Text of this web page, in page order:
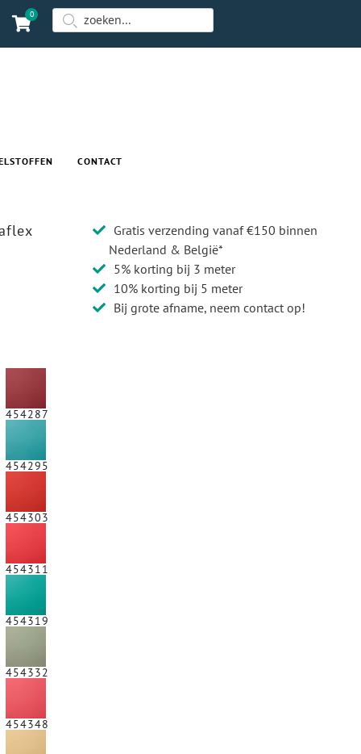
0
CONTACT
454287
454295
454303
454311
454319
454332
454348
Gratis verzending vanaf €150 binnen
Nederland & België*
5% korting bij 3 meter
10% korting bij 5 meter
Bij grote afname, neem contact op!